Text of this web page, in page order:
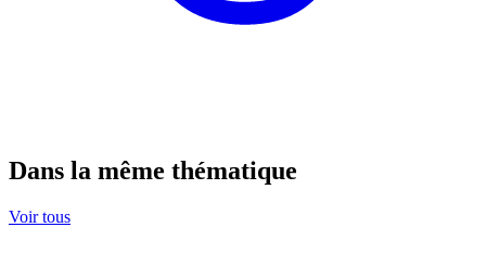
Dans la même thématique
Voir tous